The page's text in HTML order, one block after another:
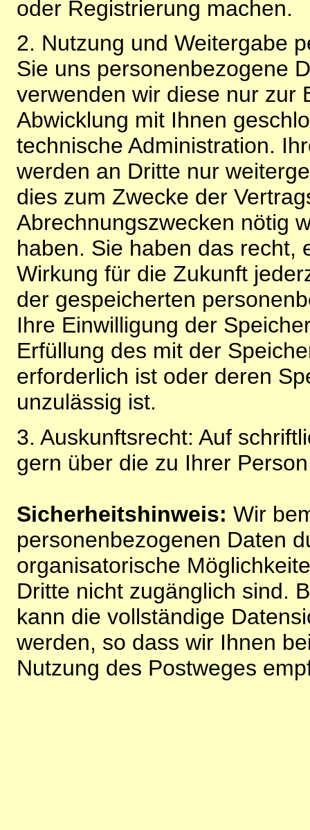
oder Registrierung machen.
2. Nutzung und Weitergabe
Sie uns personenbezogene
verwenden wir diese nur zur
Abwicklung mit Ihnen
technische Administration.
werden an Dritte nur
dies zum Zwecke der
Abrechnungszwecken nötig
haben. Sie haben das recht,
Wirkung für die Zukunft
der gespeicherten
Ihre Einwilligung der
Erfüllung des mit der
erforderlich ist oder deren
unzulässig ist.
3. Auskunftsrecht: Auf
gern über die zu Ihrer
Sicherheitshinweis: Wir
personenbezogenen Daten
organisatorische
Dritte nicht zugänglich sind.
kann die vollständige
werden, so dass wir Ihnen
Nutzung des Postweges